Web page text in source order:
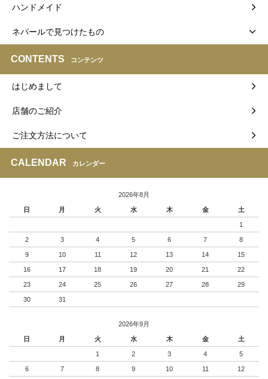
ハンドメイド
ネパールで見つけたもの
CONTENTS コンテンツ
はじめまして
店舗のご紹介
ご注文方法について
CALENDAR カレンダー
2026年8月
日 月 火 水 木 金 土
1
2 3 4 5 6 7 8
9 10 11 12 13 14 15
16 17 18 19 20 21 22
23 24 25 26 27 28 29
30 31
2026年9月
日 月 火 水 木 金 土
1 2 3 4 5
6 7 8 9 10 11 12